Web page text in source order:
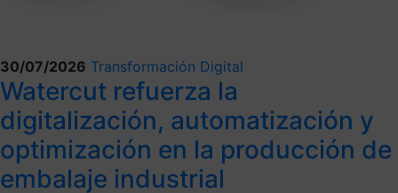
30/07/2026 Transformación Digital
Watercut refuerza la
digitalización, automatización y
optimización en la producción de
embalaje industrial